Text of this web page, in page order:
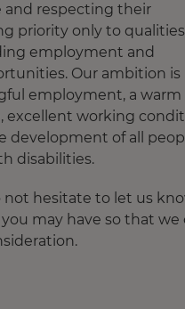
and respecting their
priority only to qualities
employment and
Our ambition is
employment, a warm
excellent working
development of all
disabilities.
hesitate to let us
may have so that we